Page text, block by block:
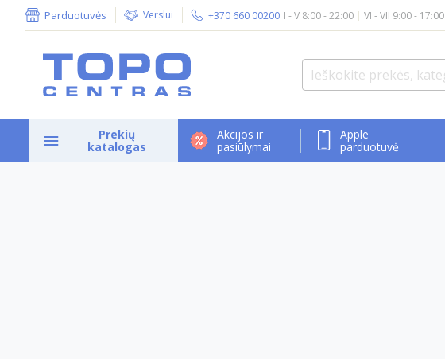
Parduotuvės Verslui +370 660 00200 I - V 8:00 - 22:00 | VI - VII 9:00 - 17:00
Prekių
katalogas
Akcijos ir
pasiūlymai
Apple
parduotuvė